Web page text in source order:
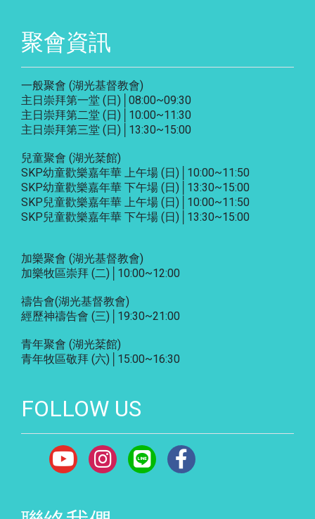
聚會資訊
一般聚會 (湖光基督教會)
主日崇拜第一堂 (日)│08:00~09:30
主日崇拜第二堂 (日)│10:00~11:30
主日崇拜第三堂 (日)│13:30~15:00
兒童聚會 (湖光棻館)
SKP幼童歡樂嘉年華 上午場 (日)│10:00~11:50
SKP幼童歡樂嘉年華 下午場 (日)│13:30~15:00
SKP兒童歡樂嘉年華 上午場 (日)│10:00~11:50
SKP兒童歡樂嘉年華 下午場 (日)│13:30~15:00
加樂聚會 (湖光基督教會)
加樂牧區崇拜 (二)│10:00~12:00
禱告會(湖光基督教會)
經歷神禱告會 (三)│19:30~21:00
青年聚會 (湖光棻館)
青年牧區敬拜 (六)│15:00~16:30
FOLLOW US